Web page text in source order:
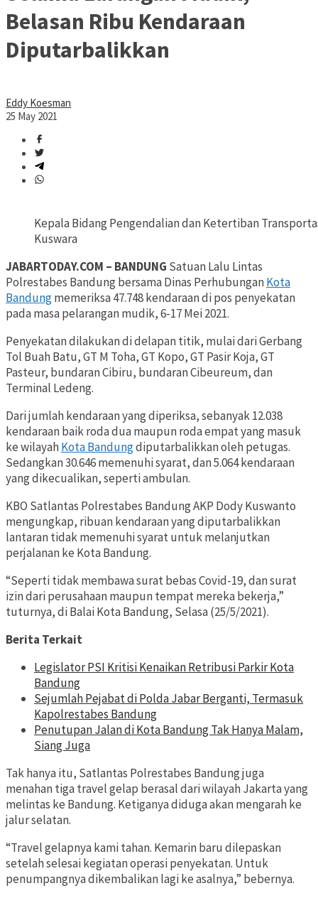
Belasan Ribu Kendaraan
Diputarbalikkan
Eddy Koesman
25 May 2021
Kepala Bidang Pengendalian dan Ketertiban
Kuswara
JABARTODAY.COM – BANDUNG Satuan Lalu Lintas
Polrestabes Bandung bersama Dinas PerhubunganKota
Bandungmemeriksa 47.748 kendaraan di pos penyekatan
pada masa pelarangan mudik, 6-17 Mei 2021.
Penyekatan dilakukan di delapan titik, mulai dari Gerbang
Tol Buah Batu, GT M Toha, GT Kopo, GT Pasir Koja, GT
Pasteur, bundaran Cibiru, bundaran Cibeureum, dan
Terminal Ledeng.
Dari jumlah kendaraan yang diperiksa, sebanyak 12.038
kendaraan baik roda dua maupun roda empat yang masuk
ke wilayahKota Bandungdiputarbalikkan oleh petugas.
Sedangkan 30.646 memenuhi syarat, dan 5.064 kendaraan
yang dikecualikan, seperti ambulan.
KBO Satlantas Polrestabes Bandung AKP Dody Kuswanto
mengungkap, ribuan kendaraan yang diputarbalikkan
lantaran tidak memenuhi syarat untuk melanjutkan
perjalanan ke Kota Bandung.
“Seperti tidak membawa surat bebas Covid-19, dan surat
izin dari perusahaan maupun tempat mereka bekerja,”
tuturnya, di Balai Kota Bandung, Selasa (25/5/2021).
Berita Terkait
Legislator PSI Kritisi Kenaikan Retribusi Parkir Kota
Bandung
Sejumlah Pejabat di Polda Jabar Berganti, Termasuk
Kapolrestabes Bandung
Penutupan Jalan di Kota Bandung Tak Hanya Malam,
Siang Juga
Tak hanya itu, Satlantas Polrestabes Bandung juga
menahan tiga travel gelap berasal dari wilayah Jakarta yang
melintas ke Bandung. Ketiganya diduga akan mengarah ke
jalur selatan.
“Travel gelapnya kami tahan. Kemarin baru dilepaskan
setelah selesai kegiatan operasi penyekatan. Untuk
penumpangnya dikembalikan lagi ke asalnya,” bebernya.